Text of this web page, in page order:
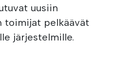
uusiin
toimijat pelkäävät
järjestelmille.